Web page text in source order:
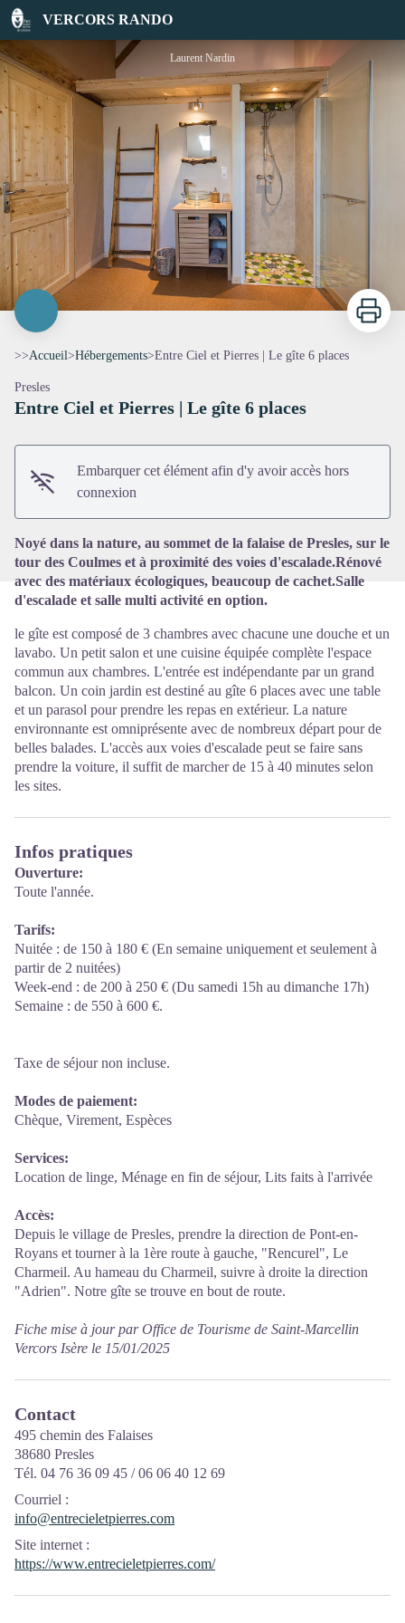
VERCORS RANDO
Entre Ciel et Pierres | Le gîte 6 places
Laurent Nardin
Imprimer
>>Accueil>Hébergements>Entre Ciel et Pierres | Le gîte 6 places
Presles
Entre Ciel et Pierres | Le gîte 6 places
Embarquer cet élément afin d'y avoir accès hors
connexion
Noyé dans la nature, au sommet de la falaise de Presles, sur le
tour des Coulmes et à proximité des voies d'escalade.Rénové
avec des matériaux écologiques, beaucoup de cachet.Salle
d'escalade et salle multi activité en option.
le gîte est composé de 3 chambres avec chacune une douche et un
lavabo. Un petit salon et une cuisine équipée complète l'espace
commun aux chambres. L'entrée est indépendante par un grand
balcon. Un coin jardin est destiné au gîte 6 places avec une table
et un parasol pour prendre les repas en extérieur. La nature
environnante est omniprésente avec de nombreux départ pour de
belles balades. L'accès aux voies d'escalade peut se faire sans
prendre la voiture, il suffit de marcher de 15 à 40 minutes selon
les sites.
Infos pratiques
Ouverture:
Toute l'année.
Tarifs:
Nuitée : de 150 à 180 € (En semaine uniquement et seulement à
partir de 2 nuitées)
Week-end : de 200 à 250 € (Du samedi 15h au dimanche 17h)
Semaine : de 550 à 600 €.
Taxe de séjour non incluse.
Modes de paiement:
Chèque, Virement, Espèces
Services:
Location de linge, Ménage en fin de séjour, Lits faits à l'arrivée
Accès:
Depuis le village de Presles, prendre la direction de Pont-en-
Royans et tourner à la 1ère route à gauche, "Rencurel", Le
Charmeil. Au hameau du Charmeil, suivre à droite la direction
"Adrien". Notre gîte se trouve en bout de route.
Fiche mise à jour par Office de Tourisme de Saint-Marcellin
Vercors Isère le 15/01/2025
Contact
495 chemin des Falaises
38680 Presles
Tél. 04 76 36 09 45 / 06 06 40 12 69
Courriel :
info@entrecieletpierres.com
Site internet :
https://www.entrecieletpierres.com/